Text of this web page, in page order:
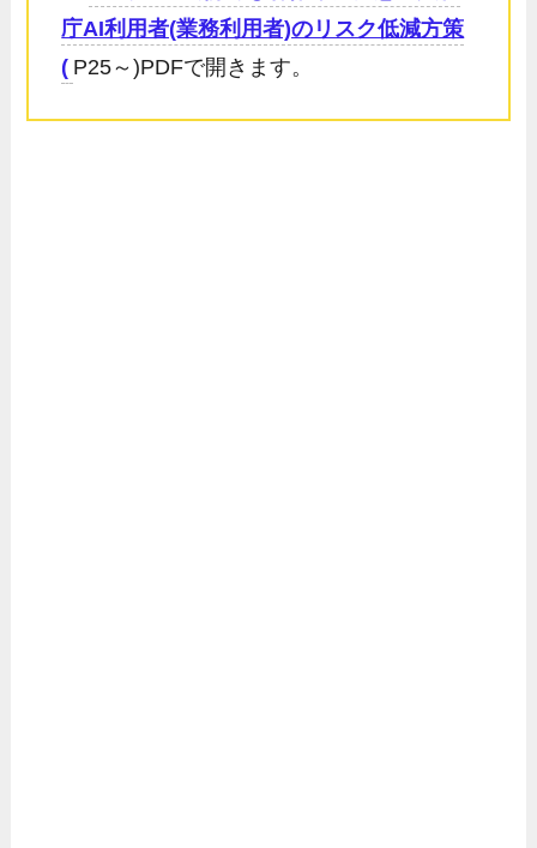
庁AI利用者(業務利用者)のリスク低減方策
( P25～)PDFで開きます。